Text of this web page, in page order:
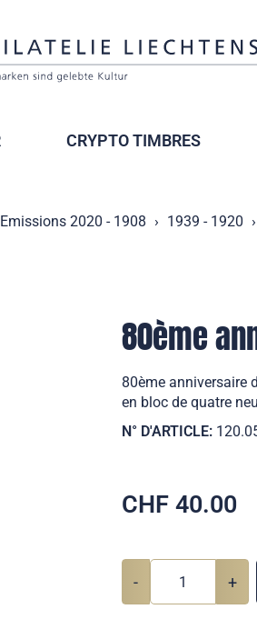
CRYPTO TIMBRES
Emissions 2020 - 1908 1939 - 1920
80ème
80ème anniversaire
en bloc de quatre
N° D'ARTICLE:
CHF 40.00
- +